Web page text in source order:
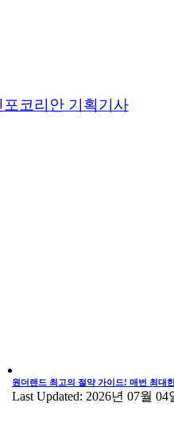
포코리안 기획기사
원더랜드 최고의 절약 가이드! 매번 최대
Last Updated: 2026년 07월 04